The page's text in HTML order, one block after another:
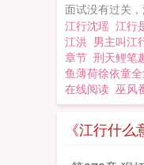
面试没有过关
江行沈瑶 江行
江洪 男主叫江
章节 刑天鲤笔
鱼薄荷徐依童
在线阅读 巫风
《江行什